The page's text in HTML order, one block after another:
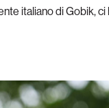
italiano di Gobik,